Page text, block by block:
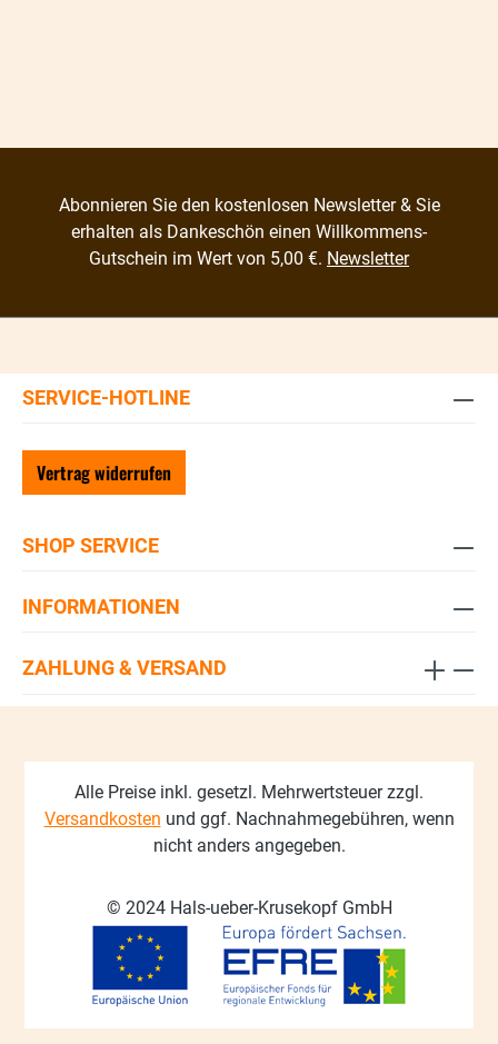
Abonnieren Sie den kostenlosen Newsletter & Sie
erhalten als Dankeschön einen Willkommens-
Gutschein im Wert von 5,00 €. Newsletter
SERVICE-HOTLINE
Vertrag widerrufen
SHOP SERVICE
INFORMATIONEN
ZAHLUNG & VERSAND
Alle Preise inkl. gesetzl. Mehrwertsteuer zzgl.
Versandkosten und ggf. Nachnahmegebühren, wenn
nicht anders angegeben.
© 2024 Hals-ueber-Krusekopf GmbH